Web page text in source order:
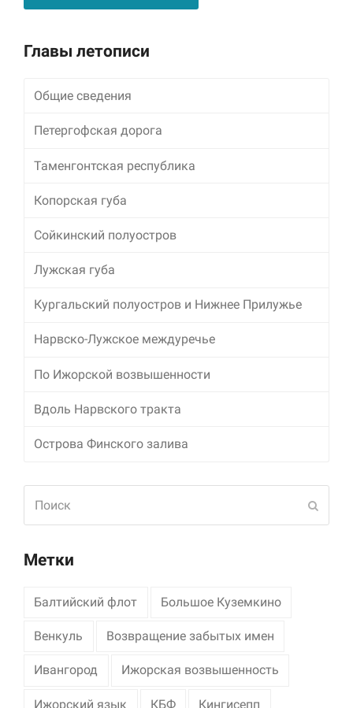
Главы летописи
Общие сведения
Петергофская дорога
Таменгонтская республика
Копорская губа
Сойкинский полуостров
Лужская губа
Кургальский полуостров и Нижнее Прилужье
Нарвско-Лужское междуречье
По Ижорской возвышенности
Вдоль Нарвского тракта
Острова Финского залива
Метки
Балтийский флот Большое Куземкино
Венкуль Возвращение забытых имен
Ивангород Ижорская возвышенность
Ижорский язык КБФ Кингисепп